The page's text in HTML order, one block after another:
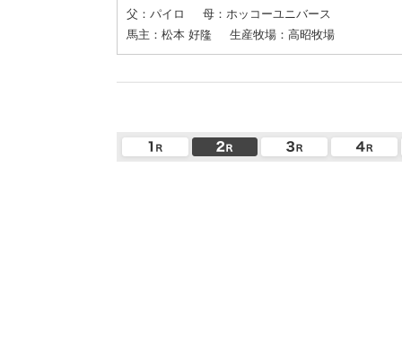
父：パイロ
母：ホッコーユニバース
馬主：松本 好隆
生産牧場：高昭牧場